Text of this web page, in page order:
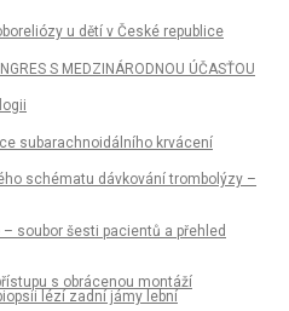
u dětí v České republice
S MEDZINÁRODNOU ÚČASŤOU
subarachnoidálního krvácení
schématu dávkování trombolýzy –
soubor šesti pacientů a přehled
s obrácenou montáží
lézí zadní jámy lební